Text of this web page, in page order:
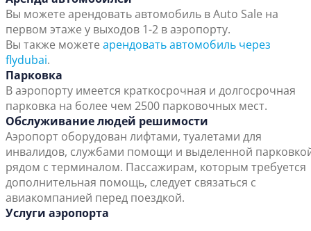
Вы можете арендовать автомобиль в Auto Sale на
первом этаже у выходов 1-2 в аэропорту.
Вы также можете арендовать автомобиль через
flydubai.
Парковка
В аэропорту имеется краткосрочная и долгосрочная
парковка на более чем 2500 парковочных мест.
Обслуживание людей решимости
Аэропорт оборудован лифтами, туалетами для
инвалидов, службами помощи и выделенной
рядом с терминалом. Пассажирам, которым требуется
дополнительная помощь, следует связаться с
авиакомпанией перед поездкой.
Услуги аэропорта